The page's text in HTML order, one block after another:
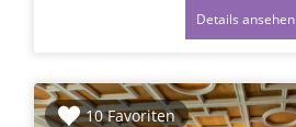
Details ansehen
10 Favoriten